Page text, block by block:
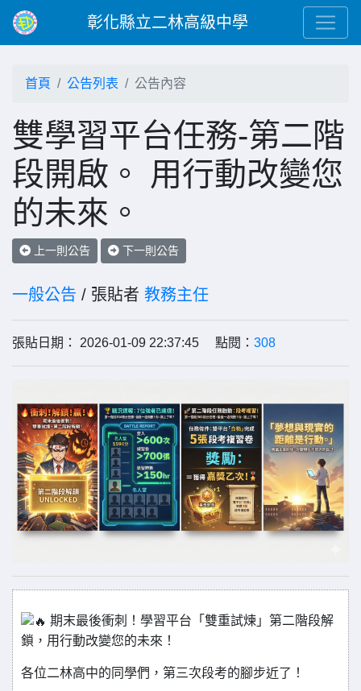
彰化縣立二林高級中學
首頁 公告列表 公告內容
雙學習平台任務-第二階
段開啟。 用行動改變您
的未來。
上一則公告 下一則公告
一般公告 / 張貼者 教務主任
張貼日期： 2026-01-09 22:37:45 點閱： 308
期末最後衝刺！學習平台「雙重試煉」第二階段解
鎖，用行動改變您的未來！
各位二林高中的同學們，第三次段考的腳步近了！